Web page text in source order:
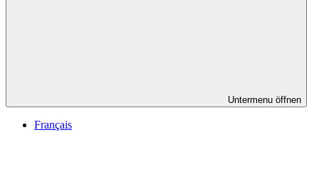
Untermenu öffnen
Français